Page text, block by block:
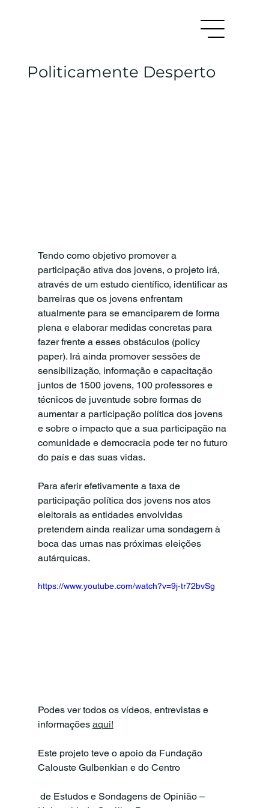
Politicamente Desperto
Tendo como objetivo promover a
participação ativa dos jovens, o projeto irá,
através de um estudo científico, identificar as
barreiras que os jovens enfrentam
atualmente para se emanciparem de forma
plena e elaborar medidas concretas para
fazer frente a esses obstáculos (policy
paper). Irá ainda promover sessões de
sensibilização, informação e capacitação
juntos de 1500 jovens, 100 professores e
técnicos de juventude sobre formas de
aumentar a participação política dos jovens
e sobre o impacto que a sua participação na
comunidade e democracia pode ter no futuro
do país e das suas vidas.
Para aferir efetivamente a taxa de
participação política dos jovens nos atos
eleitorais as entidades envolvidas
pretendem ainda realizar uma sondagem à
boca das urnas nas próximas eleições
autárquicas.
https://www.youtube.com/watch?v=9j-tr72bvSg
Podes ver todos os vídeos, entrevistas e
informações aqui!
Este projeto teve o apoio da Fundação
Calouste Gulbenkian e do Centro